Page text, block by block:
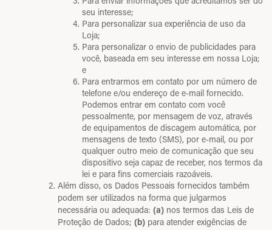
seu interesse;
Para personalizar sua experiência de uso da
Loja;
Para personalizar o envio de publicidades para
você, baseada em seu interesse em nossa Loja;
e
Para entrarmos em contato por um número de
telefone e/ou endereço de e-mail fornecido.
Podemos entrar em contato com você
pessoalmente, por mensagem de voz, através
de equipamentos de discagem automática, por
mensagens de texto (SMS), por e-mail, ou por
qualquer outro meio de comunicação que seu
dispositivo seja capaz de receber, nos termos da
lei e para fins comerciais razoáveis.
Além disso, os Dados Pessoais fornecidos também
podem ser utilizados na forma que julgarmos
necessária ou adequada: (a) nos termos das Leis de
Proteção de Dados; (b) para atender exigências de